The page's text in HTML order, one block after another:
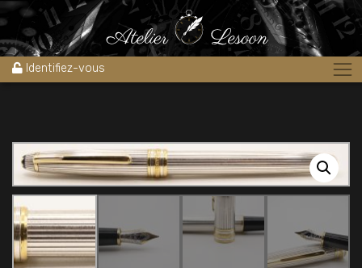
Identifiez-vous
Accueil » Boutique Stylos » Stylo plume MONTBLANC 144 GODRON
Argent massif @neuf@